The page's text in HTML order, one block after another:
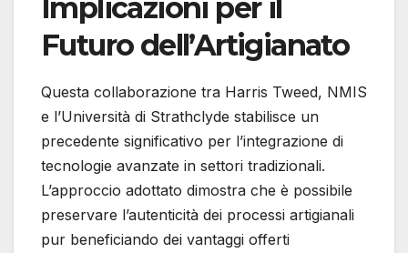
Implicazioni per il
Futuro dell’Artigianato
Questa collaborazione tra Harris Tweed, NMIS
e l’Università di Strathclyde stabilisce un
precedente significativo per l’integrazione di
tecnologie avanzate in settori tradizionali.
L’approccio adottato dimostra che è possibile
preservare l’autenticità dei processi artigianali
pur beneficiando dei vantaggi offerti